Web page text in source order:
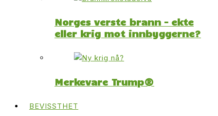
Norges verste brann – ekte
eller krig mot innbyggerne?
Merkevare Trump®
BEVISSTHET